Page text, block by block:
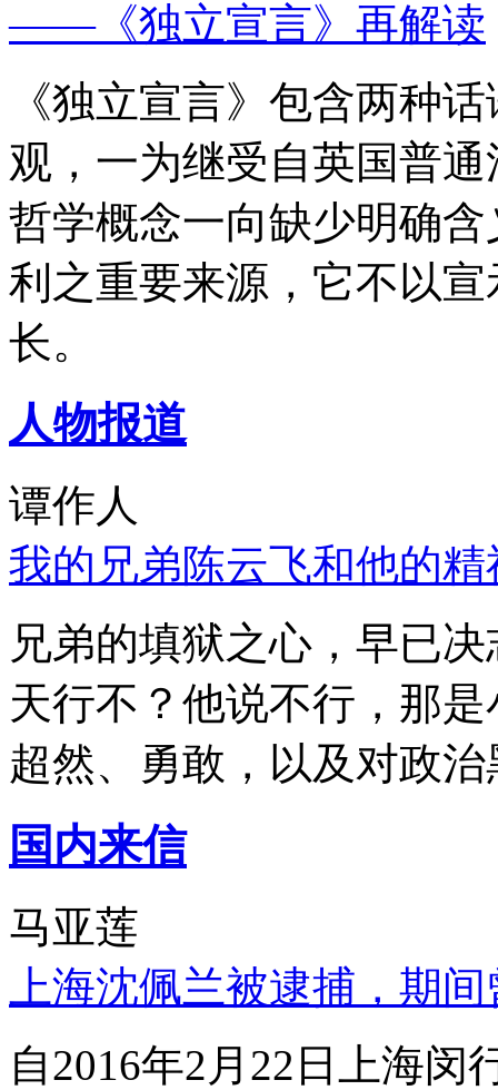
——《独立宣言》再解读
《独立宣言》包含两种
观，一为继受自英国普
哲学概念一向缺少明确
利之重要来源，它不以
长。
人物报道
谭作人
我的兄弟陈云飞和他的
兄弟的填狱之心，早已
天行不？他说不行，那
超然、勇敢，以及对政
国内来信
马亚莲
上海沈佩兰被逮捕，期
自2016年2月22日上海